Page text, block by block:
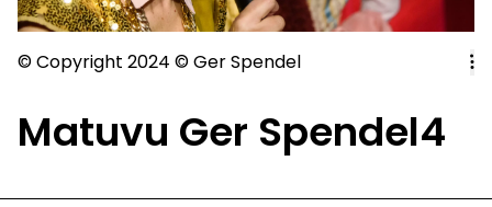
AA
© Copyright 2024 ©Ger Spendel
Matuvu Ger Spendel4